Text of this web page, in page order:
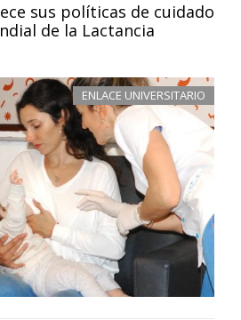
sus políticas de cuidado
de la Lactancia
ENLACE UNIVERSITARIO